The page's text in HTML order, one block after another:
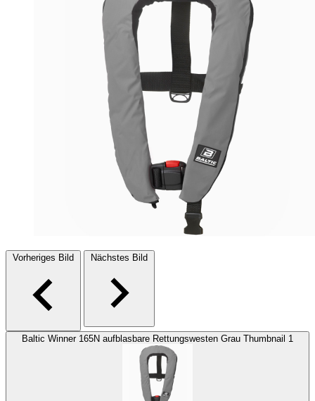
Vorheriges Bild Nächstes Bild
Baltic Winner 165N aufblasbare Rettungswesten Grau Thumbnail 1